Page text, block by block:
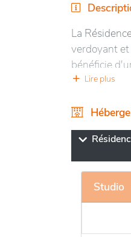
La
verdoyant
bénéficie
jardins bien
optimal
tandis que
résidence
à une vie
Lire plus
Studio